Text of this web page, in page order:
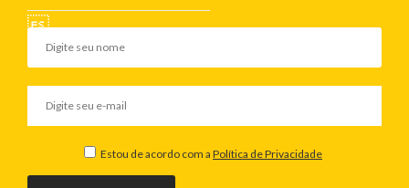
Estou de acordo com a Política de Privacidade